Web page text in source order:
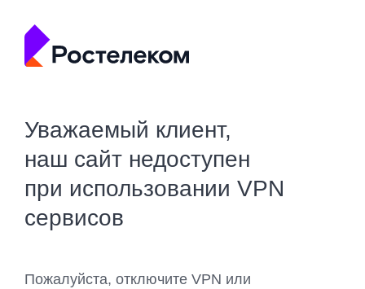
Уважаемый клиент,
наш сайт недоступен
при использовании VPN
сервисов
Пожалуйста, отключите VPN или